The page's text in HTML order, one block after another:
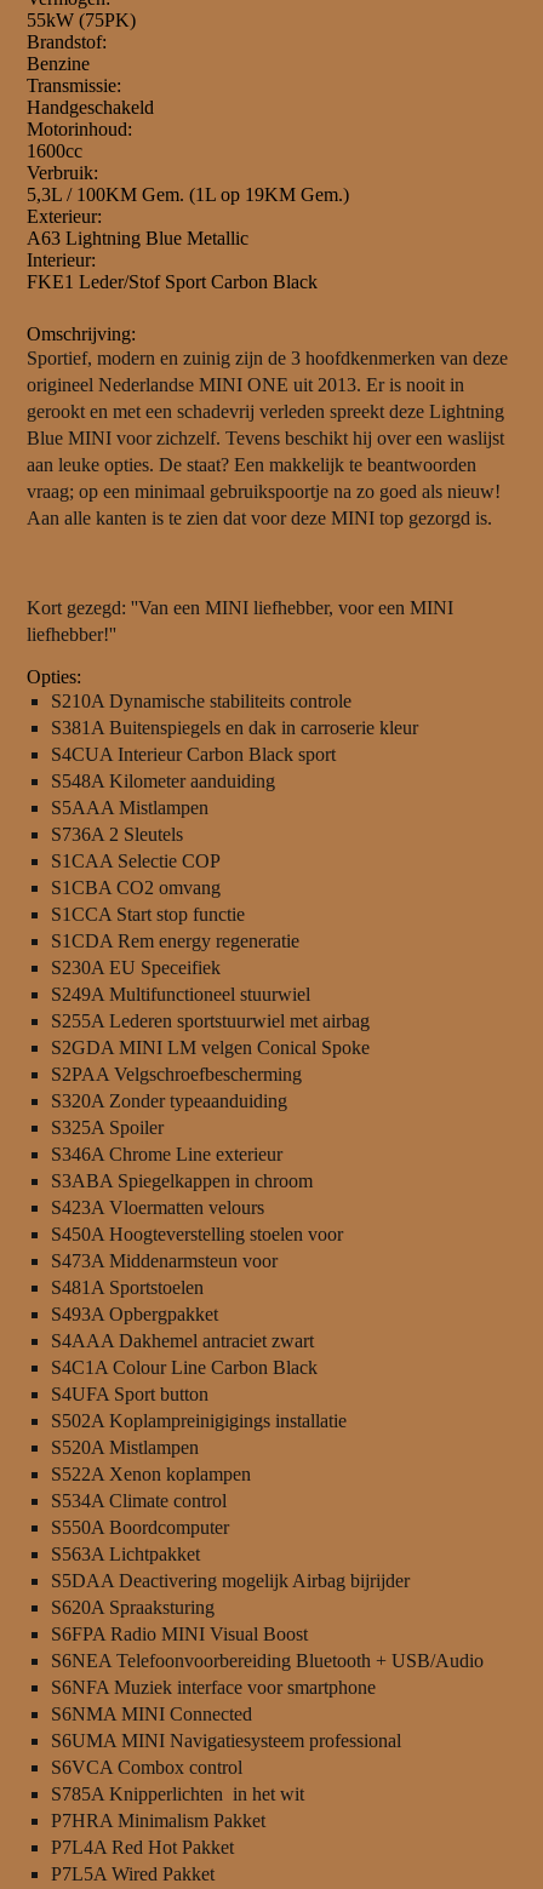
55kW (75PK)
Brandstof:
Benzine
Transmissie:
Handgeschakeld
Motorinhoud:
1600cc
Verbruik:
5,3L / 100KM Gem. (1L op 19KM Gem.)
Exterieur:
A63 Lightning Blue Metallic
Interieur:
FKE1 Leder/Stof Sport Carbon Black
Omschrijving:
Sportief, modern en zuinig zijn de 3 hoofdkenmerken van deze
origineel Nederlandse MINI ONE uit 2013. Er is nooit in
gerookt en met een schadevrij verleden spreekt deze Lightning
Blue MINI voor zichzelf. Tevens beschikt hij over een waslijst
aan leuke opties. De staat? Een makkelijk te beantwoorden
vraag; op een minimaal gebruikspoortje na zo goed als nieuw!
Aan alle kanten is te zien dat voor deze MINI top gezorgd is.
Kort gezegd: ''Van een MINI liefhebber, voor een MINI
liefhebber!''
Opties:
S210A Dynamische stabiliteits controle
S381A Buitenspiegels en dak in carroserie kleur
S4CUA Interieur Carbon Black sport
S548A Kilometer aanduiding
S5AAA Mistlampen
S736A 2 Sleutels
S1CAA Selectie COP
S1CBA CO2 omvang
S1CCA Start stop functie
S1CDA Rem energy regeneratie
S230A EU Speceifiek
S249A Multifunctioneel stuurwiel
S255A Lederen sportstuurwiel met airbag
S2GDA MINI LM velgen Conical Spoke
S2PAA Velgschroefbescherming
S320A Zonder typeaanduiding
S325A Spoiler
S346A Chrome Line exterieur
S3ABA Spiegelkappen in chroom
S423A Vloermatten velours
S450A Hoogteverstelling stoelen voor
S473A Middenarmsteun voor
S481A Sportstoelen
S493A Opbergpakket
S4AAA Dakhemel antraciet zwart
S4C1A Colour Line Carbon Black
S4UFA Sport button
S502A Koplampreinigigings installatie
S520A Mistlampen
S522A Xenon koplampen
S534A Climate control
S550A Boordcomputer
S563A Lichtpakket
S5DAA Deactivering mogelijk Airbag bijrijder
S620A Spraaksturing
S6FPA Radio MINI Visual Boost
S6NEA Telefoonvoorbereiding Bluetooth + USB/Audio
S6NFA Muziek interface voor smartphone
S6NMA MINI Connected
S6UMA MINI Navigatiesysteem professional
S6VCA Combox control
S785A Knipperlichten in het wit
P7HRA Minimalism Pakket
P7L4A Red Hot Pakket
P7L5A Wired Pakket